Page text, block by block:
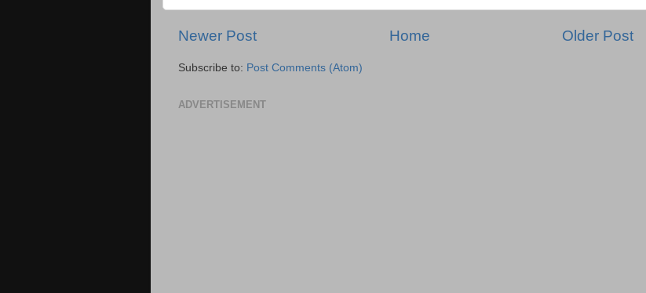
Newer Post Older Post
Home
Subscribe to: Post Comments (Atom)
ADVERTISEMENT